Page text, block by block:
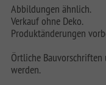
Abbildungen ähnlich.
Verkauf ohne Deko.
Produktänderungen
Örtliche
werden.